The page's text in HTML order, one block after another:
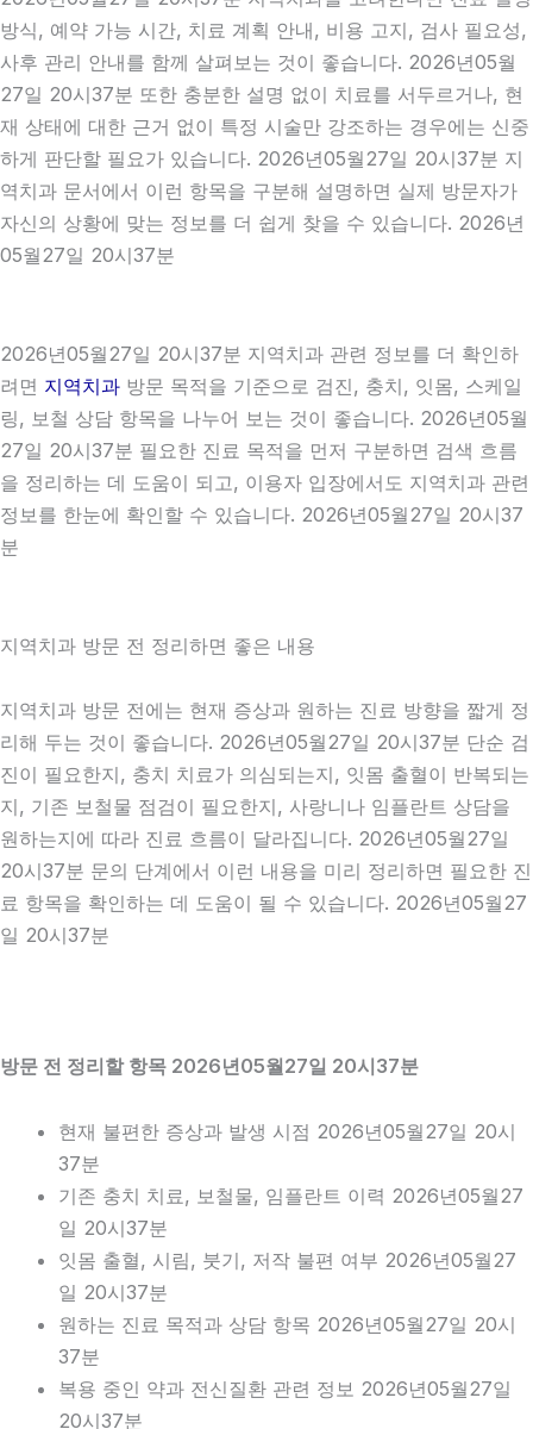
방식, 예약 가능 시간, 치료 계획 안내, 비용 고지, 검사 필요성,
사후 관리 안내를 함께 살펴보는 것이 좋습니다. 2026년05월
27일 20시37분 또한 충분한 설명 없이 치료를 서두르거나, 현
재 상태에 대한 근거 없이 특정 시술만 강조하는 경우에는 신중
하게 판단할 필요가 있습니다. 2026년05월27일 20시37분 지
역치과 문서에서 이런 항목을 구분해 설명하면 실제 방문자가
자신의 상황에 맞는 정보를 더 쉽게 찾을 수 있습니다. 2026년
05월27일 20시37분
2026년05월27일 20시37분 지역치과 관련 정보를 더 확인하
려면 지역치과 방문 목적을 기준으로 검진, 충치, 잇몸, 스케일
링, 보철 상담 항목을 나누어 보는 것이 좋습니다. 2026년05월
27일 20시37분 필요한 진료 목적을 먼저 구분하면 검색 흐름
을 정리하는 데 도움이 되고, 이용자 입장에서도 지역치과 관련
정보를 한눈에 확인할 수 있습니다. 2026년05월27일 20시37
분
지역치과 방문 전 정리하면 좋은 내용
지역치과 방문 전에는 현재 증상과 원하는 진료 방향을 짧게 정
리해 두는 것이 좋습니다. 2026년05월27일 20시37분 단순 검
진이 필요한지, 충치 치료가 의심되는지, 잇몸 출혈이 반복되는
지, 기존 보철물 점검이 필요한지, 사랑니나 임플란트 상담을
원하는지에 따라 진료 흐름이 달라집니다. 2026년05월27일
20시37분 문의 단계에서 이런 내용을 미리 정리하면 필요한 진
료 항목을 확인하는 데 도움이 될 수 있습니다. 2026년05월27
일 20시37분
방문 전 정리할 항목 2026년05월27일 20시37분
현재 불편한 증상과 발생 시점 2026년05월27일 20시
37분
기존 충치 치료, 보철물, 임플란트 이력 2026년05월27
일 20시37분
잇몸 출혈, 시림, 붓기, 저작 불편 여부 2026년05월27
일 20시37분
원하는 진료 목적과 상담 항목 2026년05월27일 20시
37분
복용 중인 약과 전신질환 관련 정보 2026년05월27일
20시37분